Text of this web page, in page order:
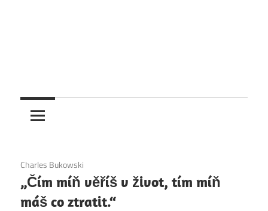
6. 12. 2020
Charles Bukowski
„Čím míň věříš v život, tím míň
máš co ztratit.“